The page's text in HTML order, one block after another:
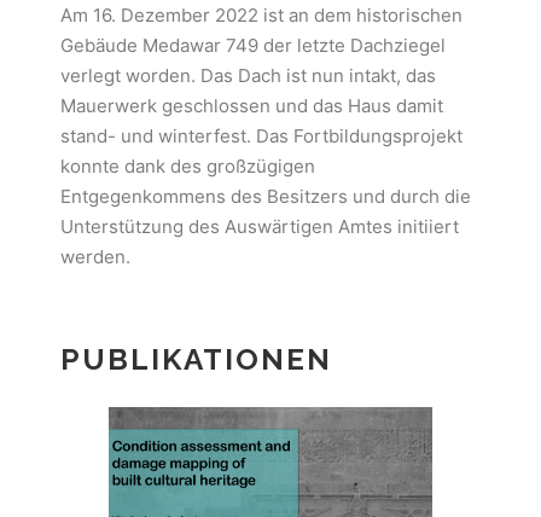
Am 16. Dezember 2022 ist an dem historischen
Gebäude Medawar 749 der letzte Dachziegel
verlegt worden. Das Dach ist nun intakt, das
Mauerwerk geschlossen und das Haus damit
stand- und winterfest. Das Fortbildungsprojekt
konnte dank des großzügigen
Entgegenkommens des Besitzers und durch die
Unterstützung des Auswärtigen Amtes initiiert
werden.
PUBLIKATIONEN